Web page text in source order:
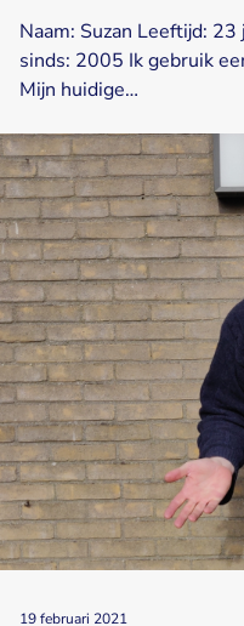
Naam: Suzan Leeftijd:
sinds: 2005 Ik gebruik
Mijn huidige…
19 februari 2021